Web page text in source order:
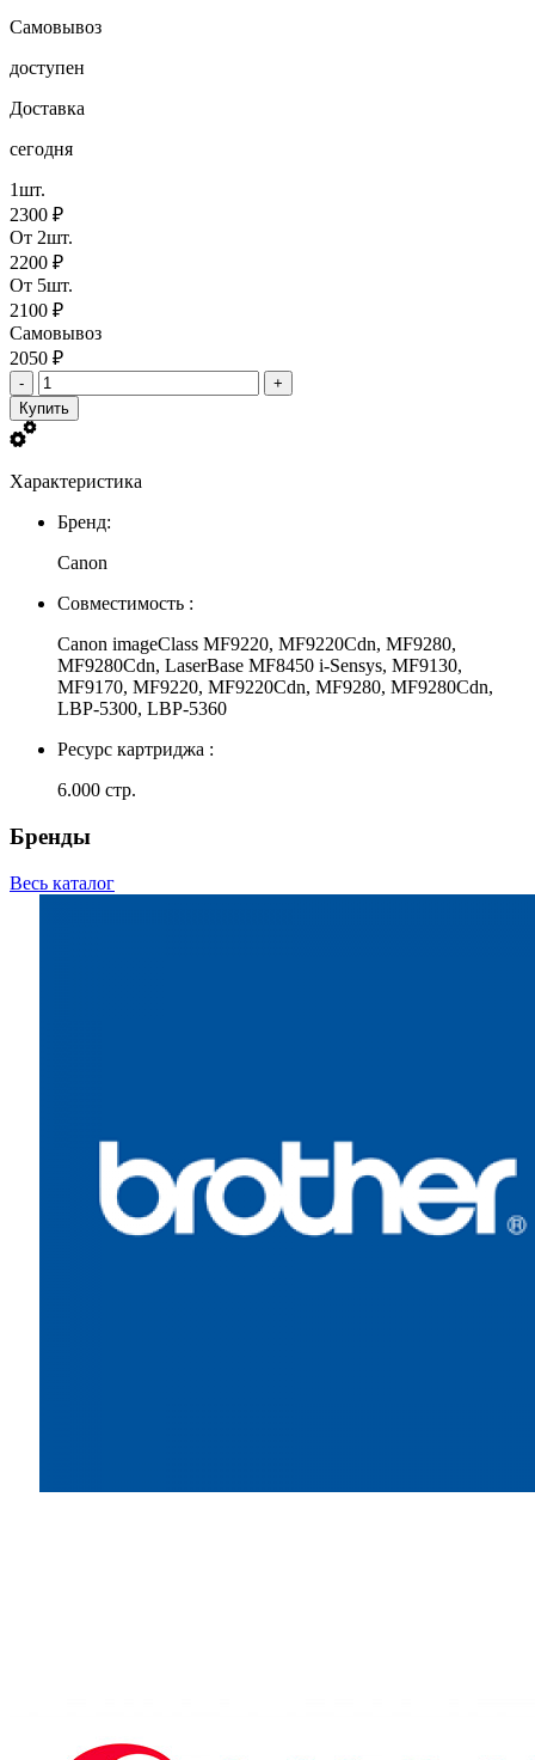
Самовывоз
доступен
Доставка
сегодня
1шт.
2300 ₽
От 2шт.
2200 ₽
От 5шт.
2100 ₽
Самовывоз
2050 ₽
-
+
Купить
Характеристика
Бренд:
Canon
Совместимость :
Canon imageClass MF9220, MF9220Cdn, MF9280,
MF9280Cdn, LaserBase MF8450 i-Sensys, MF9130,
MF9170, MF9220, MF9220Cdn, MF9280, MF9280Cdn,
LBP-5300, LBP-5360
Ресурс картриджа :
6.000 стр.
Бренды
Весь каталог